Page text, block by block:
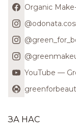
Organic
YouTube —
ЗА НАС